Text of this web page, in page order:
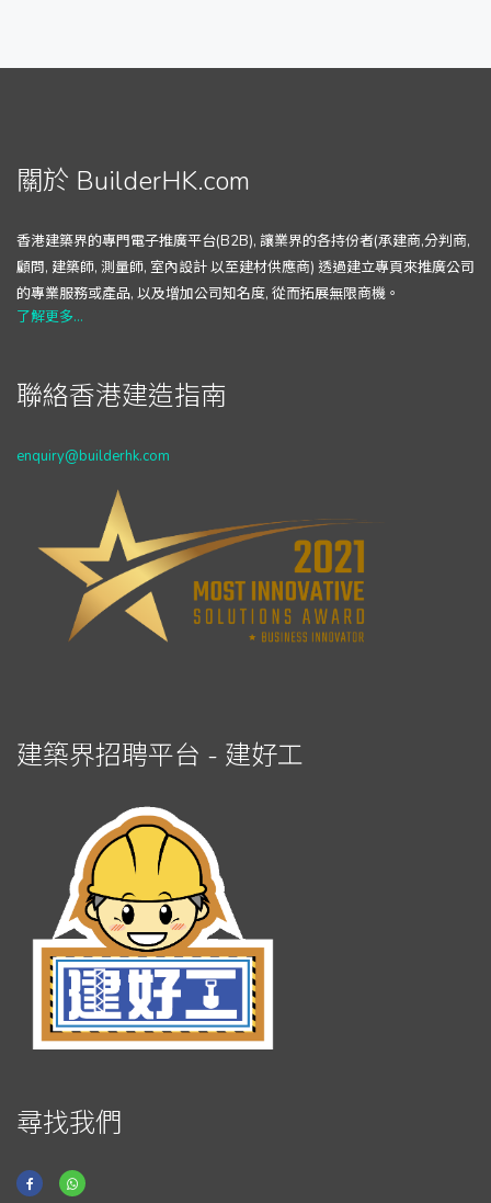
關於 BuilderHK.com
香港建築界的專門電子推廣平台(B2B), 讓業界的各持份者(承建商,分判商,
顧問, 建築師, 測量師, 室內設計 以至建材供應商) 透過建立專頁來推廣公司
的專業服務或產品, 以及增加公司知名度, 從而拓展無限商機。
了解更多...
聯絡香港建造指南
enquiry@builderhk.com
建築界招聘平台 - 建好工
尋找我們